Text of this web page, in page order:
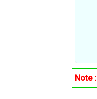
Note :